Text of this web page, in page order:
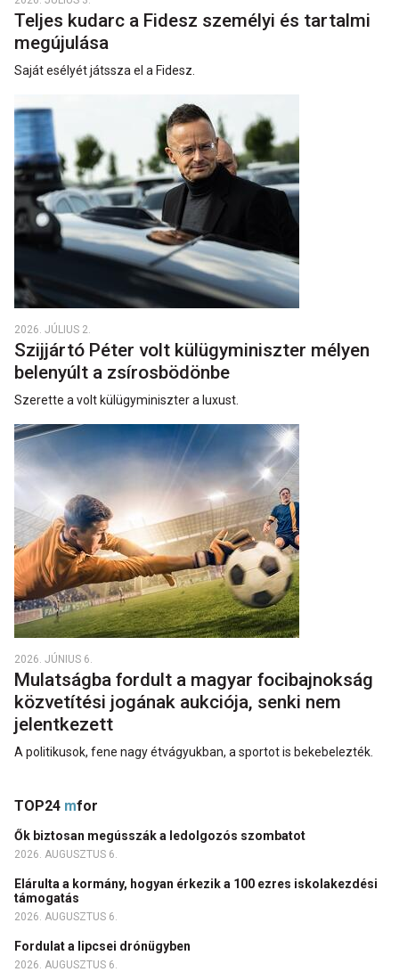
Teljes kudarc a Fidesz személyi és tartalmi
megújulása
Saját esélyét játssza el a Fidesz.
2026. JÚLIUS 2.
Szijjártó Péter volt külügyminiszter mélyen
belenyúlt a zsírosbödönbe
Szerette a volt külügyminiszter a luxust.
2026. JÚNIUS 6.
Mulatságba fordult a magyar focibajnokság
közvetítési jogának aukciója, senki nem
jelentkezett
A politikusok, fene nagy étvágyukban, a sportot is bekebelezték.
TOP24 mfor
Ők biztosan megússzák a ledolgozós szombatot
2026. AUGUSZTUS 6.
Elárulta a kormány, hogyan érkezik a 100 ezres iskolakezdési
támogatás
2026. AUGUSZTUS 6.
Fordulat a lipcsei drónügyben
2026. AUGUSZTUS 6.